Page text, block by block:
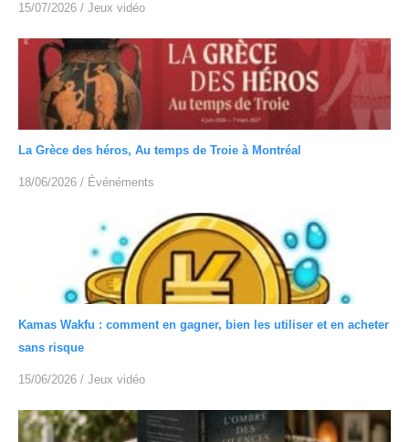
15/07/2026 / Jeux vidéo
La Grèce des héros, Au temps de Troie à Montréal
18/06/2026 / Événéments
Kamas Wakfu : comment en gagner, bien les utiliser et en acheter
sans risque
15/06/2026 / Jeux vidéo